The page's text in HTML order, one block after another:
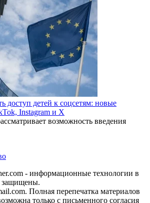
доступ детей к соцсетям: новые
Instagram и X
возможность введения
- информационные технологии в
защищены.
Полная перепечатка материалов
только с письменного согласия